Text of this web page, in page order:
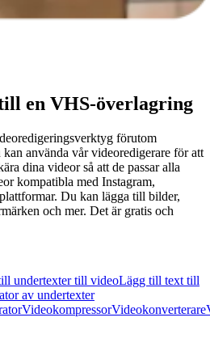
en VHS-överlagring
förutom
använda vår videoredigerare för att
dina videor så att de passar alla
kompatibla med Instagram,
Du kan lägga till bilder,
och mer. Det är gratis och
undertexter till videoLägg till text till
av undertexter
VideokompressorVideokonverterare